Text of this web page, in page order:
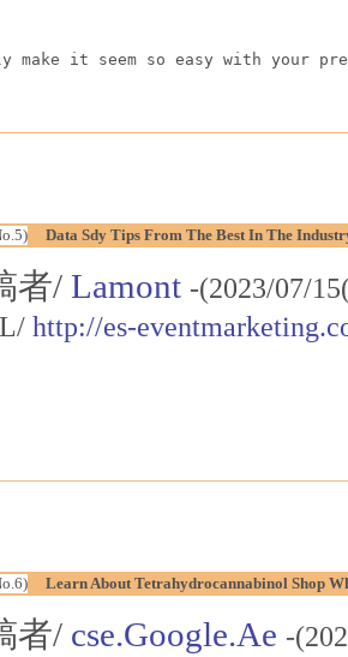
make it seem so easy with your
Data Sdy Tips From The Best In The
者/ Lamont -(2023/07/
http://es-
Learn About Tetrahydrocannabinol Shop
者/ cse.Google.Ae -